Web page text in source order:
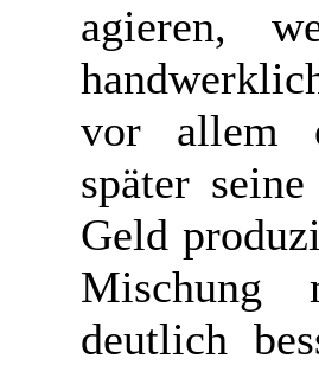
agieren,
vor allem
später
Geld
Mischung
deutlich